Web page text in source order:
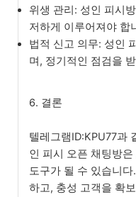
위생 관리: 성인 피시
저하게 이루어져야 합
법적 신고 의무: 성인
며, 정기적인 점검을
6. 결론
텔레그램ID:KPU77과
인 피시 오픈 채팅방
도구가 될 수 있습니
하고, 충성 고객을 확